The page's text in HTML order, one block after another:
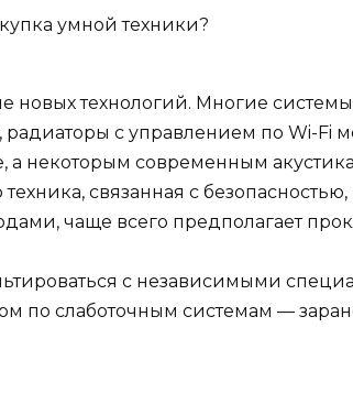
умной техники?
новых технологий. Многие
радиаторы с управлением по Wi-Fi
а некоторым современным
техника, связанная с
чаще всего предполагает
с независимыми
по слаботочным системам —